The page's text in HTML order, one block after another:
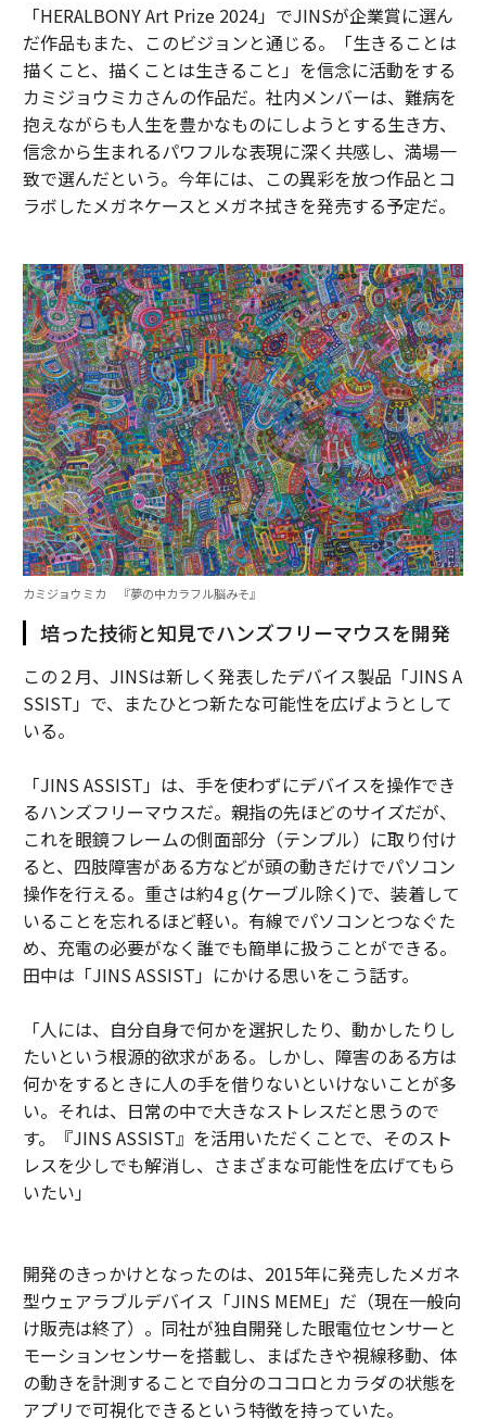
「HERALBONY Art Prize 2024」でJINSが企業賞に選ん
だ作品もまた、このビジョンと通じる。「生きることは
描くこと、描くことは生きること」を信念に活動をする
カミジョウミカさんの作品だ。社内メンバーは、難病を
抱えながらも人生を豊かなものにしようとする生き方、
信念から生まれるパワフルな表現に深く共感し、満場一
致で選んだという。今年には、この異彩を放つ作品とコ
ラボしたメガネケースとメガネ拭きを発売する予定だ。
カミジョウミカ 『夢の中カラフル脳みそ』
培った技術と知見でハンズフリーマウスを開発
この２月、JINSは新しく発表したデバイス製品「JINS A
SSIST」で、またひとつ新たな可能性を広げようとして
いる。
「JINS ASSIST」は、手を使わずにデバイスを操作でき
るハンズフリーマウスだ。親指の先ほどのサイズだが、
これを眼鏡フレームの側面部分（テンプル）に取り付け
ると、四肢障害がある方などが頭の動きだけでパソコン
操作を行える。重さは約4ｇ(ケーブル除く)で、装着して
いることを忘れるほど軽い。有線でパソコンとつなぐた
め、充電の必要がなく誰でも簡単に扱うことができる。
田中は「JINS ASSIST」にかける思いをこう話す。
「人には、自分自身で何かを選択したり、動かしたりし
たいという根源的欲求がある。しかし、障害のある方は
何かをするときに人の手を借りないといけないことが多
い。それは、日常の中で大きなストレスだと思うので
す。『JINS ASSIST』を活用いただくことで、そのスト
レスを少しでも解消し、さまざまな可能性を広げてもら
いたい」
開発のきっかけとなったのは、2015年に発売したメガネ
型ウェアラブルデバイス「JINS MEME」だ（現在一般向
け販売は終了）。同社が独自開発した眼電位センサーと
モーションセンサーを搭載し、まばたきや視線移動、体
の動きを計測することで自分のココロとカラダの状態を
アプリで可視化できるという特徴を持っていた。